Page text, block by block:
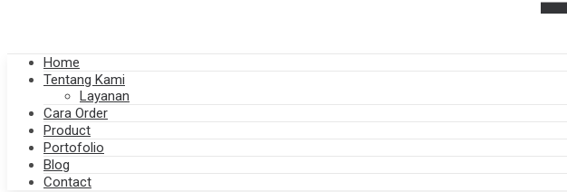
Home
Tentang Kami
Layanan
Cara Order
Product
Portofolio
Blog
Contact